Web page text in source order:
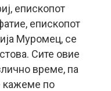
епископот
епископот
Муромец, се
Сите овие
време, па
кажеме по